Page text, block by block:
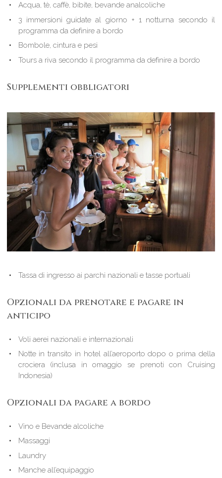
Acqua, tè, caffè, bibite, bevande analcoliche
3 immersioni guidate al giorno + 1 notturna secondo il
programma da definire a bordo
Bombole, cintura e pesi
Tours a riva secondo il programma da definire a bordo
Supplementi obbligatori
Tassa di ingresso ai parchi nazionali e tasse portuali
Opzionali da prenotare e pagare in
anticipo
Voli aerei nazionali e internazionali
Notte in transito in hotel all’aeroporto dopo o prima della
crociera (inclusa in omaggio se prenoti con Cruising
Indonesia)
Opzionali da pagare a bordo
Vino e Bevande alcoliche
Massaggi
Laundry
Manche all’equipaggio